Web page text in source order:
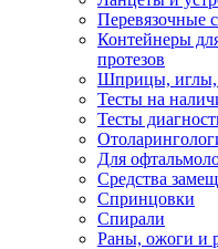
Перевязочные
Контейнеры
протезов
Шприцы, иглы,
Тесты на
Тесты
Для
Средства
Спринцовки
Спирали
Раны, ожоги и